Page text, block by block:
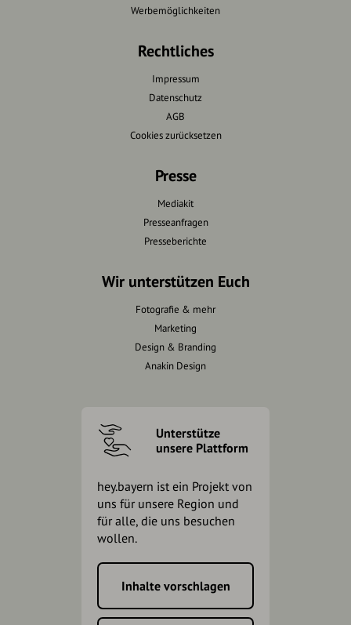
Werbemöglichkeiten
Rechtliches
Impressum
Datenschutz
AGB
Cookies zurücksetzen
Presse
Mediakit
Presseanfragen
Presseberichte
Wir unterstützen Euch
Fotografie & mehr
Marketing
Design & Branding
Anakin Design
Unterstütze
unsere Plattform
hey.bayern ist ein Projekt von
uns für unsere Region und
für alle, die uns besuchen
wollen.
Inhalte vorschlagen